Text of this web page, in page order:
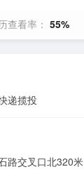
查看率： 55%
递揽投
路交叉口北320米